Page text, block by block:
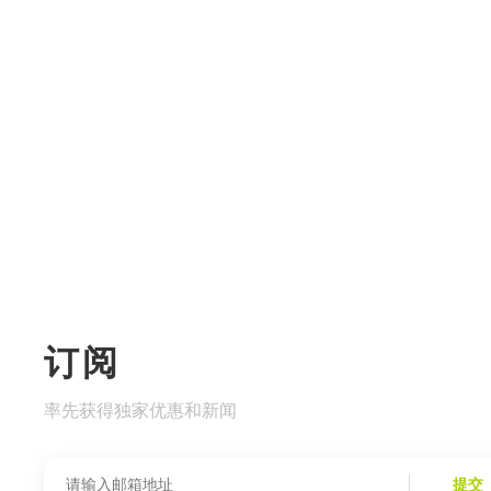
订阅
率先获得独家优惠和新闻
提交